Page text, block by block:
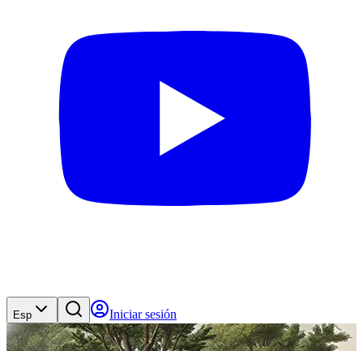
Esp Iniciar sesión